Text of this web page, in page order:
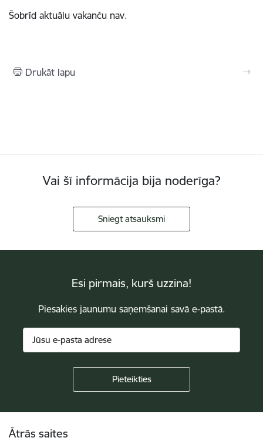
Šobrīd aktuālu vakanču nav.
Drukāt lapu
Vai šī informācija bija noderīga?
Sniegt atsauksmi
Esi pirmais, kurš uzzina!
Piesakies jaunumu saņemšanai savā e-pastā.
Ātrās saites